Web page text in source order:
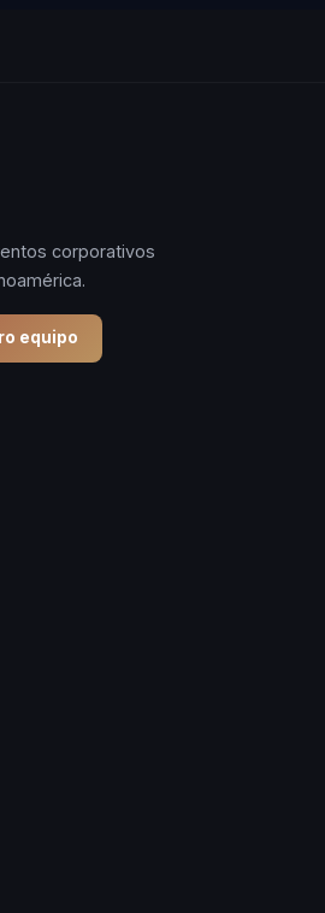
corporativos
equipo